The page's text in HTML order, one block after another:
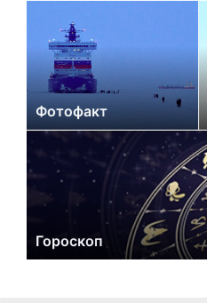
Фотофакт
Гороскоп